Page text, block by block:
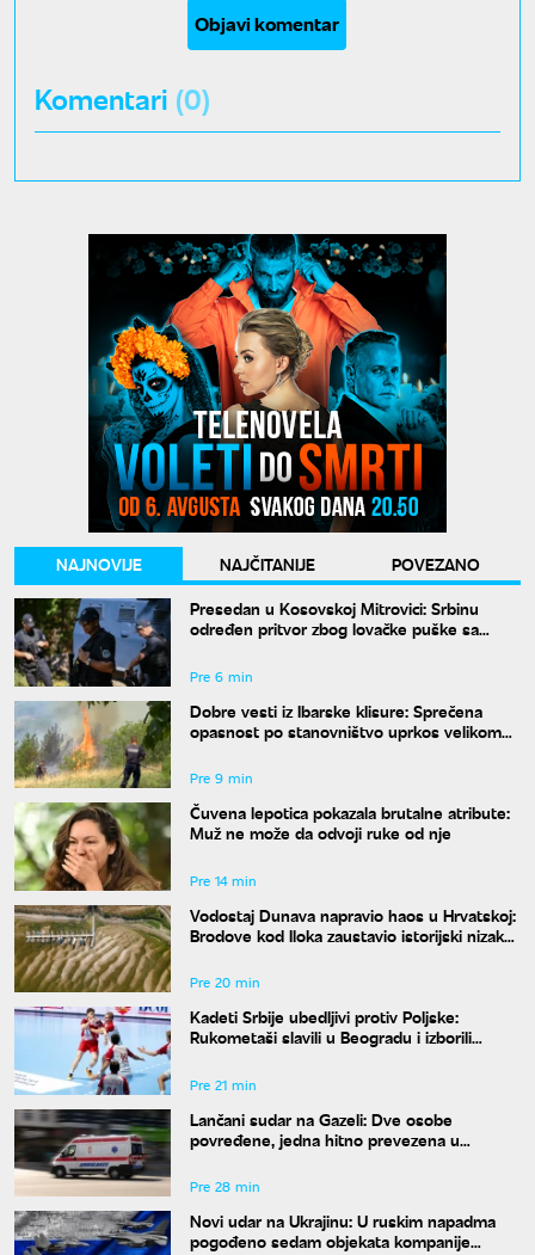
Objavi komentar
Komentari (0)
NAJNOVIJE NAJČITANIJE
POVEZANO
Presedan u Kosovskoj Mitrovici: Srbinu
određen pritvor zbog lovačke puške sa
Pre 6 min
Dobre vesti iz Ibarske klisure: Sprečena
opasnost po stanovništvo uprkos velikom
Pre 9 min
Čuvena lepotica pokazala brutalne atribute:
Muž ne može da odvoji ruke od nje
Pre 14 min
Vodostaj Dunava napravio haos u Hrvatskoj:
Brodove kod Iloka zaustavio istorijski nizak
Pre 20 min
Kadeti Srbije ubedljivi protiv Poljske:
Rukometaši slavili u Beogradu i izborili
Pre 21 min
Lančani sudar na Gazeli: Dve osobe
povređene, jedna hitno prevezena u
Pre 28 min
Novi udar na Ukrajinu: U ruskim napadma
pogođeno sedam objekata kompanije